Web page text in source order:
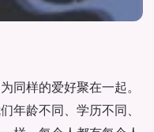
同样的爱好聚在一起。
年龄不同、学历不同、